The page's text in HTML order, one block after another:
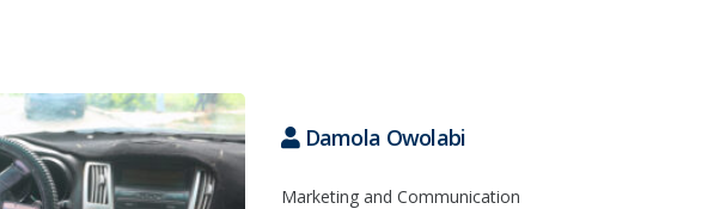
Damola Owolabi
Marketing and Communication